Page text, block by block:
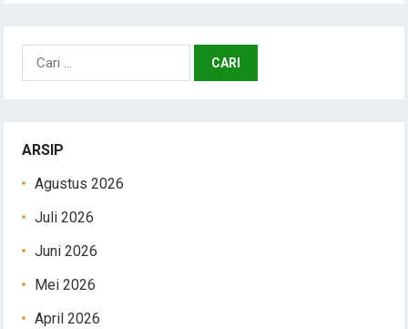
Cari
untuk:
ARSIP
Agustus 2026
Juli 2026
Juni 2026
Mei 2026
April 2026